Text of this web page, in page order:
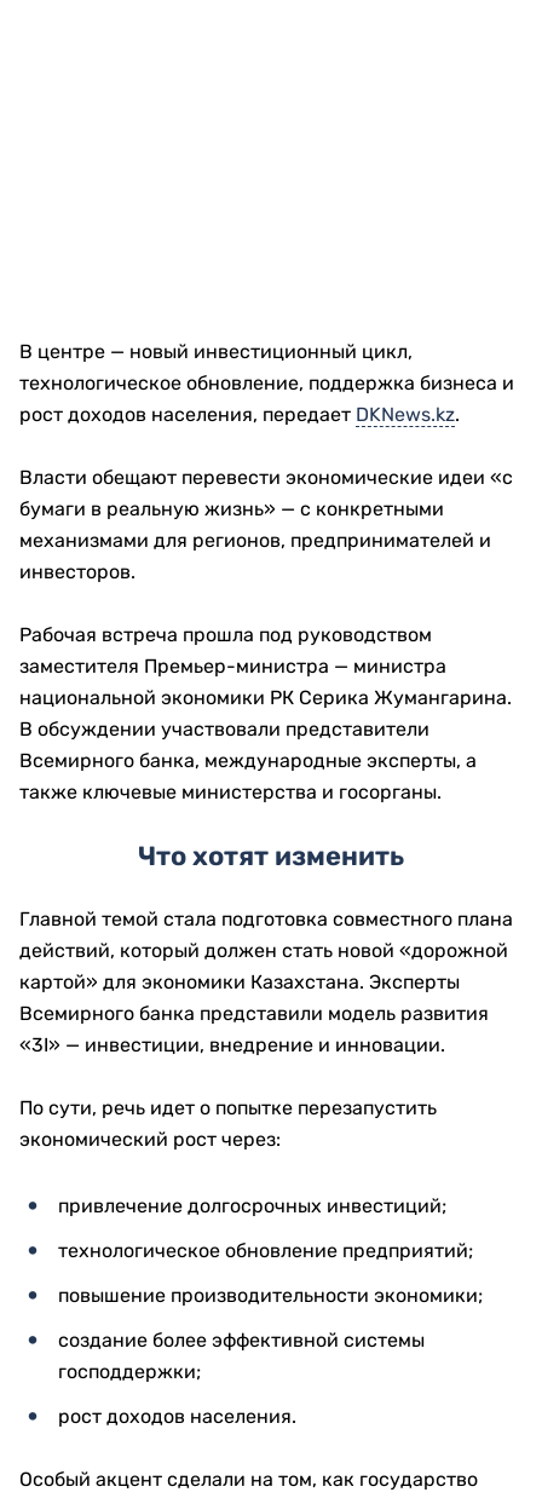
В центре — новый инвестиционный цикл,
технологическое обновление, поддержка бизнеса и
рост доходов населения, передает DKNews.kz.
Власти обещают перевести экономические идеи «с
бумаги в реальную жизнь» — с конкретными
механизмами для регионов, предпринимателей и
инвесторов.
Рабочая встреча прошла под руководством
заместителя Премьер-министра — министра
национальной экономики РК Серика Жумангарина.
В обсуждении участвовали представители
Всемирного банка, международные эксперты, а
также ключевые министерства и госорганы.
Что хотят изменить
Главной темой стала подготовка совместного плана
действий, который должен стать новой «дорожной
картой» для экономики Казахстана. Эксперты
Всемирного банка представили модель развития
«3I» — инвестиции, внедрение и инновации.
По сути, речь идет о попытке перезапустить
экономический рост через:
привлечение долгосрочных инвестиций;
технологическое обновление предприятий;
повышение производительности экономики;
создание более эффективной системы
господдержки;
рост доходов населения.
Особый акцент сделали на том, как государство